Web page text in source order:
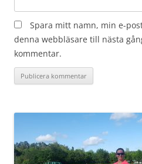
Spara mitt namn, min e-
denna webbläsare till nästa
kommentar.